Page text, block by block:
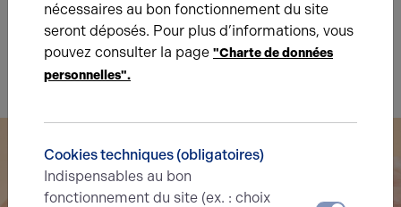
Indice d'émission de gaz à effet de serre
Diagnostic GES en cours
nécessaires au bon fonctionnement du site
seront déposés. Pour plus d’informations, vous
pouvez consulter la page "Charte de données
personnelles".
Cookies techniques (obligatoires)
Indispensables au bon
fonctionnement du site (ex. : choix